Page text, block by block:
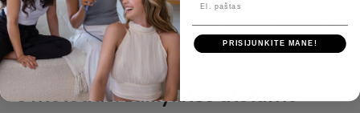
struktūrą. Darykite tai kaip profesionalus stilistas, ir
jūsų plaukai visada gražiai augs!
3 metodas. Laikykitės atstumo
PRISIJUNKITE MANE!